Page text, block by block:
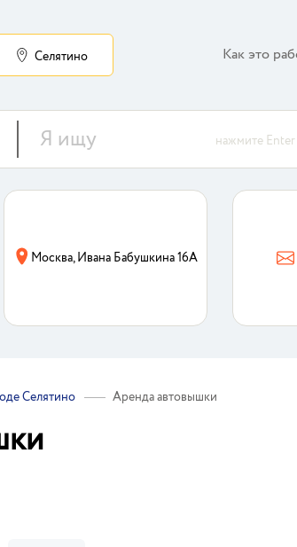
Селятино Как это
нажмите Enter
Москва, Ивана Бабушкина 16А
Селятино Аренда автовышки